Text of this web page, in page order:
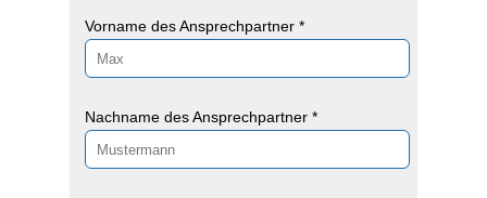
Vorname des Ansprechpartner *
Nachname des Ansprechpartner *